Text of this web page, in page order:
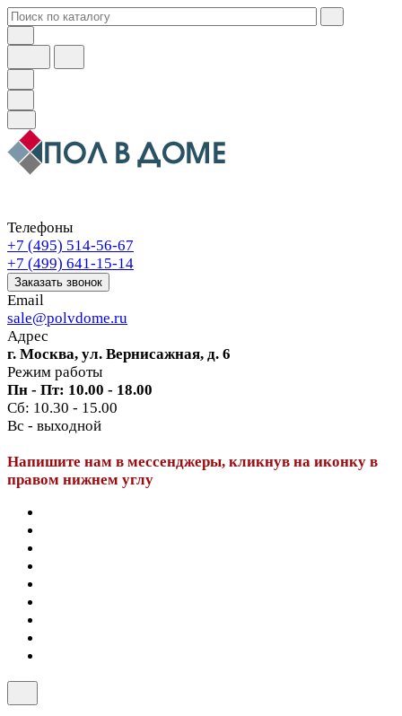
Телефоны
+7 (495) 514-56-67
+7 (499) 641-15-14
Заказать звонок
Email
sale@polvdome.ru
Адрес
г. Москва, ул. Вернисажная, д. 6
Режим работы
Пн - Пт: 10.00 - 18.00
Сб: 10.30 - 15.00
Вс - выходной
Напишите нам в мессенджеры, кликнув на иконку в
правом нижнем углу